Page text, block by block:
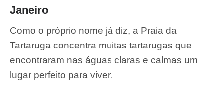
Janeiro
Como o próprio nome já diz, a Praia da
Tartaruga concentra muitas tartarugas que
encontraram nas águas claras e calmas um
lugar perfeito para viver.